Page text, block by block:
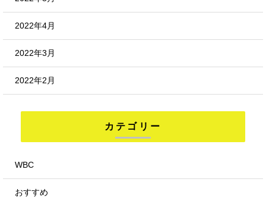
2022年4月
2022年3月
2022年2月
カテゴリー
WBC
おすすめ